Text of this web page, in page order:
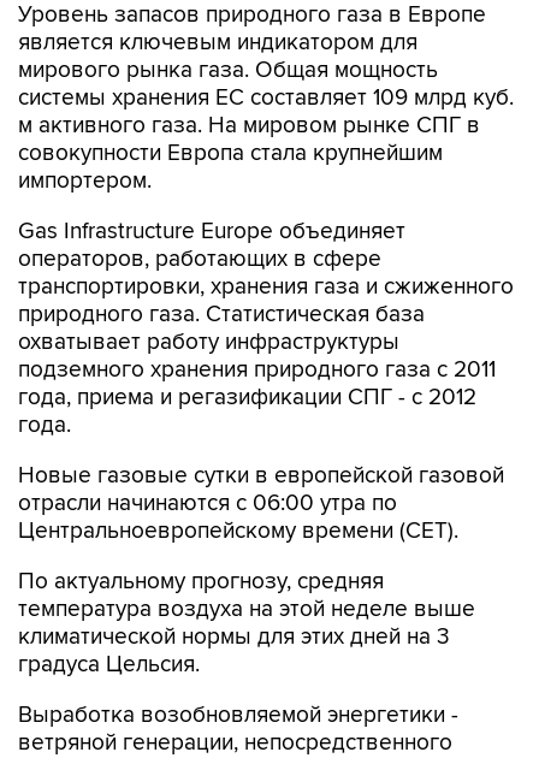
Уровень запасов природного газа в Европе
является ключевым индикатором для
мирового рынка газа. Общая мощность
системы хранения ЕС составляет 109 млрд куб.
м активного газа. На мировом рынке СПГ в
совокупности Европа стала крупнейшим
импортером.
Gas Infrastructure Europe объединяет
операторов, работающих в сфере
транспортировки, хранения газа и сжиженного
природного газа. Статистическая база
охватывает работу инфраструктуры
подземного хранения природного газа с 2011
года, приема и регазификации СПГ - с 2012
года.
Новые газовые сутки в европейской газовой
отрасли начинаются c 06:00 утра по
Центральноевропейскому времени (CET).
По актуальному прогнозу, средняя
температура воздуха на этой неделе выше
климатической нормы для этих дней на 3
градуса Цельсия.
Выработка возобновляемой энергетики -
ветряной генерации, непосредственного